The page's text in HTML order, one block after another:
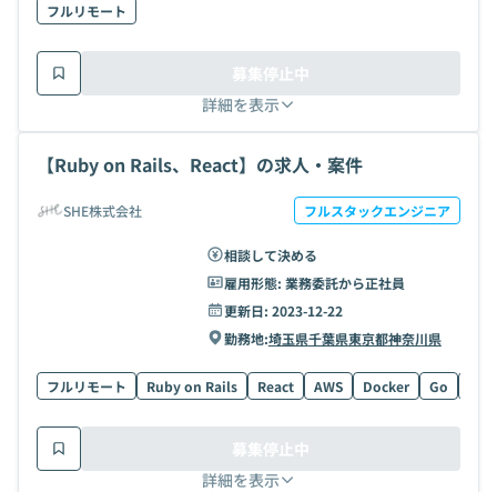
フルリモート
詳細を表示
募集停止中
【Ruby on Rails、React】の求人・案件
SHE株式会社 フルスタックエンジニア
相談して決める
雇用形態: 業務委託から正社員
更新日: 2023-12-22
勤務地:埼玉県千葉県東京都神奈川県
フルリモート Ruby on Rails React AWS Docker Go
詳細を表示
募集停止中